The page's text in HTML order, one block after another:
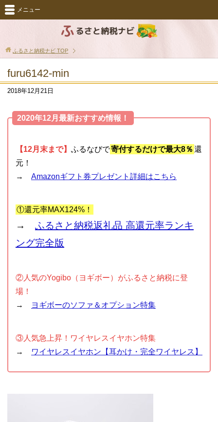
メニュー
ふるさと納税ナビ TOP
furu6142-min
2018年12月21日
2020年12月最新おすすめ情報！
【12月末まで】 ふるなびで寄付するだけで最大8％ 還
元！
→ Amazonギフト券プレゼント詳細はこちら
①還元率MAX124%！
→ ふるさと納税返礼品 高還元率ランキ
ング完全版
②人気のYogibo（ヨギボー）がふるさと納税に登
場！
→
ヨギボーのソファ＆オプション特集
③人気急上昇！ワイヤレスイヤホン特集
→
ワイヤレスイヤホン【耳かけ・完全ワイヤレス】